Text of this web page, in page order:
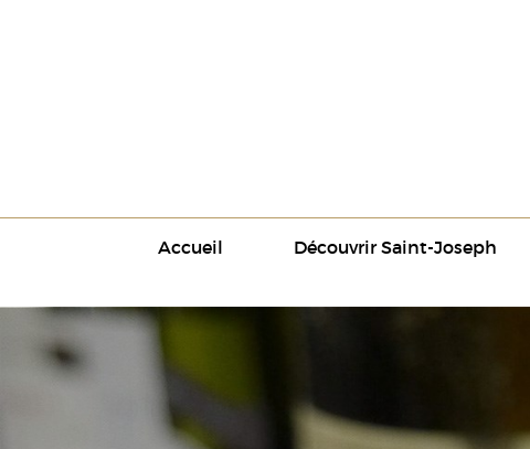
Accueil Découvrir Saint-Joseph